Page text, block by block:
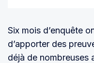
Six mois d’enquête
d’apporter des
déjà de nombreuses